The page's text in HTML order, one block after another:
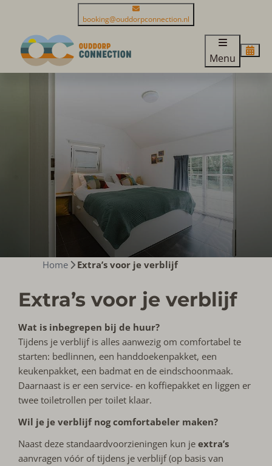
booking@ouddorpconnection.nl
Menu
Home Extra’s voor je verblijf
Extra’s voor je verblijf
Wat is inbegrepen bij de huur?
Tijdens je verblijf is alles aanwezig om comfortabel te
starten: bedlinnen, een handdoekenpakket, een
keukenpakket, een badmat en de eindschoonmaak.
Daarnaast is er een service- en koffiepakket en liggen er
twee toiletrollen per toilet klaar.
Wil je je verblijf nog comfortabeler maken?
Naast deze standaardvoorzieningen kun jeextra’s
aanvragen vóór of tijdens je verblijf (op basis van